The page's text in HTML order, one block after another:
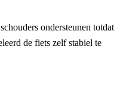
ondersteunen totdat
de fiets zelf stabiel te